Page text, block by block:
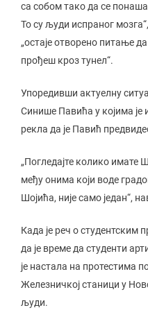
са собом тако да се
То су људи испраног
„остаје отворено питање
прођеш кроз тунел“.
Упоредивши актуелну
Синише Павића у којима је
рекла да је Павић
„Погледајте колико имате
међу онима који воде
Шојића, није само један“,
Када је реч о студентским
да је време да студенти
је настала на протестима
Железничкој станици у
људи.